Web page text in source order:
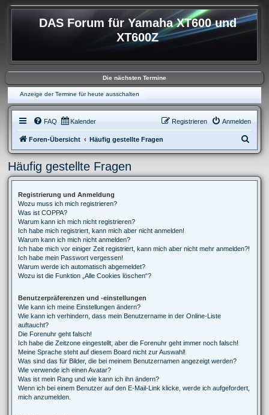
DAS Forum für Yamaha XT600 und
XT600Z
Die nächsten Termine
Anzeige der Termine für heute ausschalten
FAQ Kalender Anmelden
Registrieren
Foren-Übersicht Häufig gestellte Fragen
u
h
Häufig gestellte Fragen
Registrierung und Anmeldung
Wozu muss ich mich registrieren?
Was ist COPPA?
Warum kann ich mich nicht registrieren?
Ich habe mich registriert, kann mich aber nicht anmelden!
Warum kann ich mich nicht anmelden?
Ich habe mich vor einiger Zeit registriert, kann mich aber nicht mehr anmelden?!
Ich habe mein Passwort vergessen!
Warum werde ich automatisch abgemeldet?
Wozu ist die Funktion „Alle Cookies löschen“?
Benutzerpräferenzen und -einstellungen
Wie kann ich meine Einstellungen ändern?
Wie kann ich verhindern, dass mein Benutzername in der Online-Liste
auftaucht?
Die Forenuhr geht falsch!
Ich habe die Zeitzone eingestellt, aber die Forenuhr geht immer noch falsch!
Meine Sprache steht auf diesem Board nicht zur Auswahl!
Was sind das für Bilder, die bei meinem Benutzernamen angezeigt werden?
Wie verwende ich einen Avatar?
Was ist mein Rang und wie kann ich ihn ändern?
Wenn ich bei einem Benutzer auf den E-Mail-Link klicke, werde ich aufgefordert,
mich anzumelden.